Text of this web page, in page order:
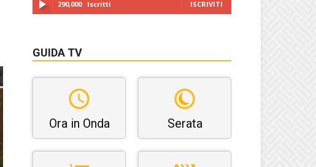
290,000 Iscritti ISCRIVITI
GUIDA TV
Ora in Onda Serata